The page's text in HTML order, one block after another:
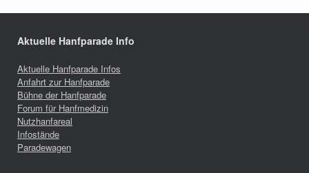
Aktuelle Hanfparade Info
Aktuelle Hanfparade Infos
Anfahrt zur Hanfparade
Bühne der Hanfparade
Forum für Hanfmedizin
Nutzhanfareal
Infostände
Paradewagen